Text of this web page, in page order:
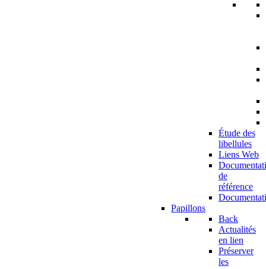
Étude des
libellules
Liens Web
de
référence
Papillons
Back
Actualités
en lien
Préserver
les